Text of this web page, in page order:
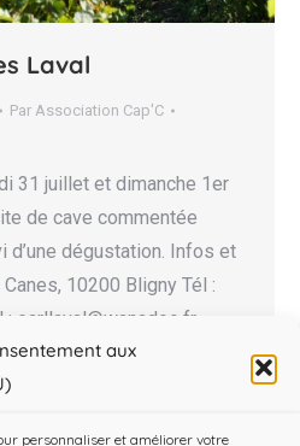
aux
personnaliser et améliorer votre
Laval
Par Association Cap'C
31 juillet et dimanche 1er
de cave commentée
dégustation. Infos et
10200 Bligny Tél :
: earllaval@wanadoo.fr